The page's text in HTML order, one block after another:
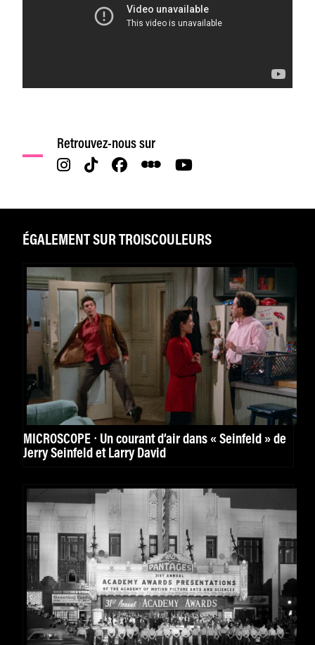
Retrouvez-nous sur
ÉGALEMENT SUR TROISCOULEURS
MICROSCOPE ⸱ Un courant d’air dans « Seinfeld » de
Jerry Seinfeld et Larry David